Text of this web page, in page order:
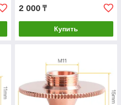
2 000 ₸
Купить